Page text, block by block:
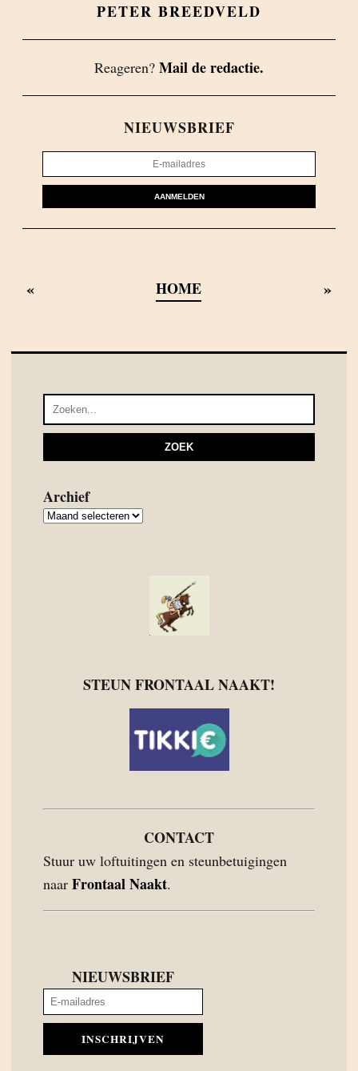
PETER BREEDVELD
Reageren? Mail de redactie.
NIEUWSBRIEF
AANMELDEN
« HOME »
Archief
Archief
STEUN FRONTAAL NAAKT!
CONTACT
Stuur uw loftuitingen en steunbetuigingen
naar Frontaal Naakt.
NIEUWSBRIEF
INSCHRIJVEN